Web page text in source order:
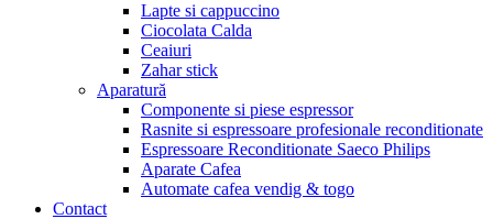
Lapte si cappuccino
Ciocolata Calda
Ceaiuri
Zahar stick
Aparatură
Componente si piese espressor
Rasnite si espressoare profesionale reconditionate
Espressoare Reconditionate Saeco Philips
Aparate Cafea
Automate cafea vendig & togo
Contact